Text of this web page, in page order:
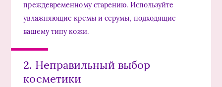
преждевременному старению. Используйте
увлажняющие кремы и серумы, подходящие
вашему типу кожи.
2. Неправильный выбор
косметики